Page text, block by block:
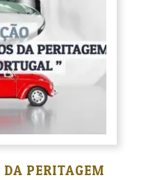
DA PERITAGEM